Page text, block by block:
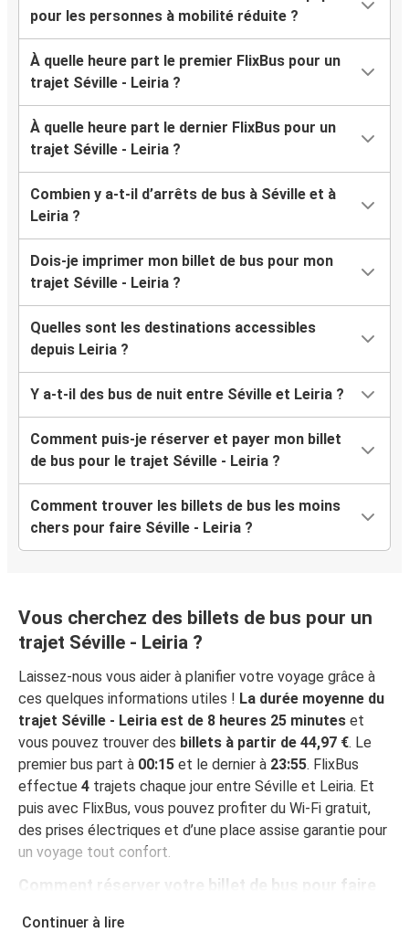
pour les personnes à mobilité réduite ?
À quelle heure part le premier FlixBus pour un
trajet Séville - Leiria ?
À quelle heure part le dernier FlixBus pour un
trajet Séville - Leiria ?
Combien y a-t-il d’arrêts de bus à Séville et à
Leiria ?
Dois-je imprimer mon billet de bus pour mon
trajet Séville - Leiria ?
Quelles sont les destinations accessibles
depuis Leiria ?
Y a-t-il des bus de nuit entre Séville et Leiria ?
Comment puis-je réserver et payer mon billet
de bus pour le trajet Séville - Leiria ?
Comment trouver les billets de bus les moins
chers pour faire Séville - Leiria ?
Vous cherchez des billets de bus pour un
trajet Séville - Leiria ?
Laissez-nous vous aider à planifier votre voyage grâce à
ces quelques informations utiles ! La durée moyenne du
trajet Séville - Leiria est de 8 heures 25 minutes et
vous pouvez trouver des billets à partir de 44,97 €. Le
premier bus part à 00:15 et le dernier à 23:55. FlixBus
effectue 4 trajets chaque jour entre Séville et Leiria. Et
puis avec FlixBus, vous pouvez profiter du Wi-Fi gratuit,
des prises électriques et d’une place assise garantie pour
un voyage tout confort.
Comment réserver votre billet de bus pour faire
Continuer à lire